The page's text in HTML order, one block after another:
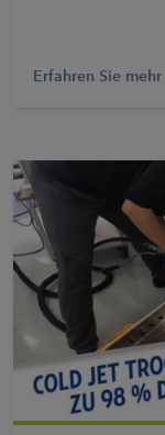
Erfahren Sie mehr
Erfahren Sie mehr